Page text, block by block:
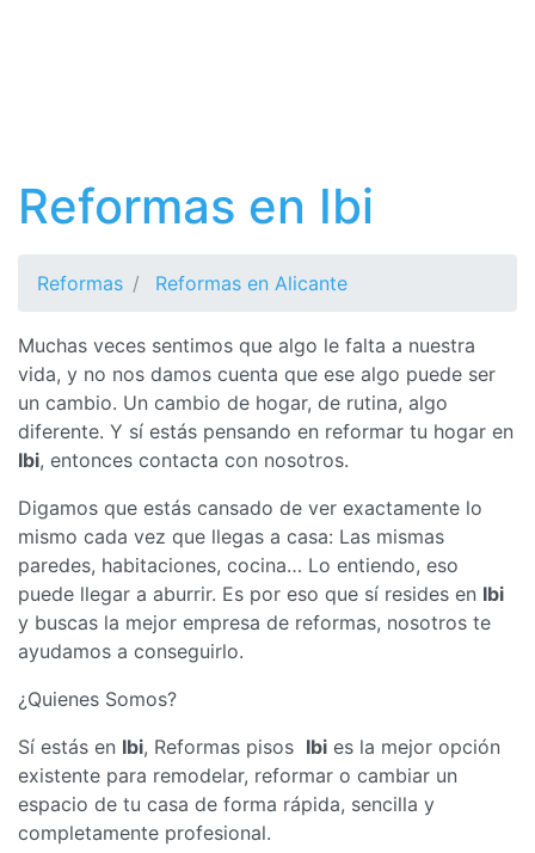
Reformas en Ibi
Reformas Reformas en Alicante
Muchas veces sentimos que algo le falta a nuestra
vida, y no nos damos cuenta que ese algo puede ser
un cambio. Un cambio de hogar, de rutina, algo
diferente. Y sí estás pensando en reformar tu hogar en
Ibi, entonces contacta con nosotros.
Digamos que estás cansado de ver exactamente lo
mismo cada vez que llegas a casa: Las mismas
paredes, habitaciones, cocina… Lo entiendo, eso
puede llegar a aburrir. Es por eso que sí resides en Ibi
y buscas la mejor empresa de reformas, nosotros te
ayudamos a conseguirlo.
¿Quienes Somos?
Sí estás en Ibi, Reformas pisos Ibi es la mejor opción
existente para remodelar, reformar o cambiar un
espacio de tu casa de forma rápida, sencilla y
completamente profesional.